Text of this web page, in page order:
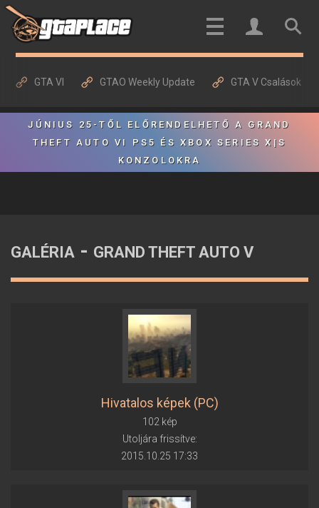
GTA VI GTAO Weekly Update GTA V Csalások
JÚNIUS 25-TŐL ELŐRENDELHETŐ A GRAND
THEFT AUTO VI PS5 ÉS XBOX SERIES X|S
KONZOLOKRA
GALÉRIA - GRAND THEFT AUTO V
Hivatalos képek (PC)
102 kép
Utoljára frissítve:
2015.10.25 17:33